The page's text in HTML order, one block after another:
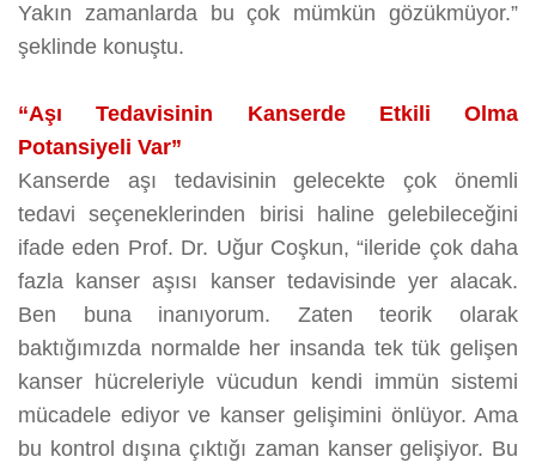
Yakın zamanlarda bu çok mümkün gözükmüyor.”
şeklinde konuştu.
“Aşı Tedavisinin Kanserde Etkili Olma
Potansiyeli Var”
Kanserde aşı tedavisinin gelecekte çok önemli
tedavi seçeneklerinden birisi haline gelebileceğini
ifade eden Prof. Dr. Uğur Coşkun, “ileride çok daha
fazla kanser aşısı kanser tedavisinde yer alacak.
Ben buna inanıyorum. Zaten teorik olarak
baktığımızda normalde her insanda tek tük gelişen
kanser hücreleriyle vücudun kendi immün sistemi
mücadele ediyor ve kanser gelişimini önlüyor. Ama
bu kontrol dışına çıktığı zaman kanser gelişiyor. Bu